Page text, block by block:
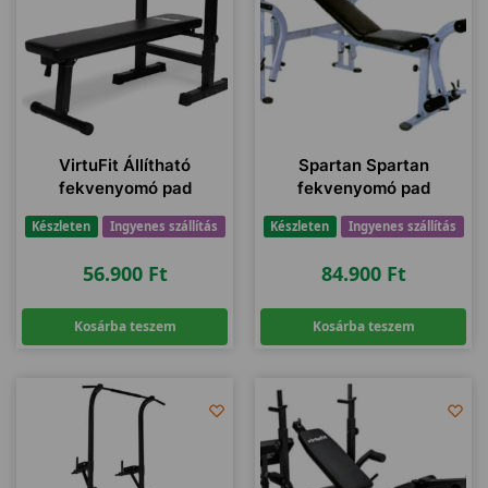
VirtuFit Állítható
fekvenyomó pad
Készleten Ingyenes szállítás
56.900 Ft
Kosárba teszem
Spartan Spartan
fekvenyomó pad
Készleten Ingyenes szállítás
84.900 Ft
Kosárba teszem